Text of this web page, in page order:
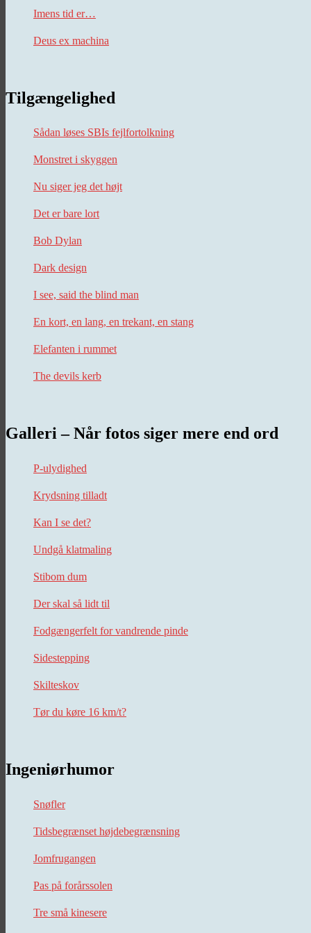
Imens tid er…
Deus ex machina
Tilgængelighed
Sådan løses SBIs fejlfortolkning
Monstret i skyggen
Nu siger jeg det højt
Det er bare lort
Bob Dylan
Dark design
I see, said the blind man
En kort, en lang, en trekant, en stang
Elefanten i rummet
The devils kerb
Galleri – Når fotos siger mere end ord
P-ulydighed
Krydsning tilladt
Kan I se det?
Undgå klatmaling
Stibom dum
Der skal så lidt til
Fodgængerfelt for vandrende pinde
Sidestepping
Skilteskov
Tør du køre 16 km/t?
Ingeniørhumor
Snøfler
Tidsbegrænset højdebegrænsning
Jomfrugangen
Pas på forårssolen
Tre små kinesere